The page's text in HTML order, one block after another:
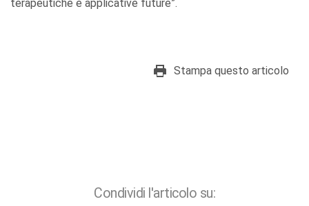
terapeutiche e applicative future”.
Stampa questo articolo
Condividi l'articolo su: